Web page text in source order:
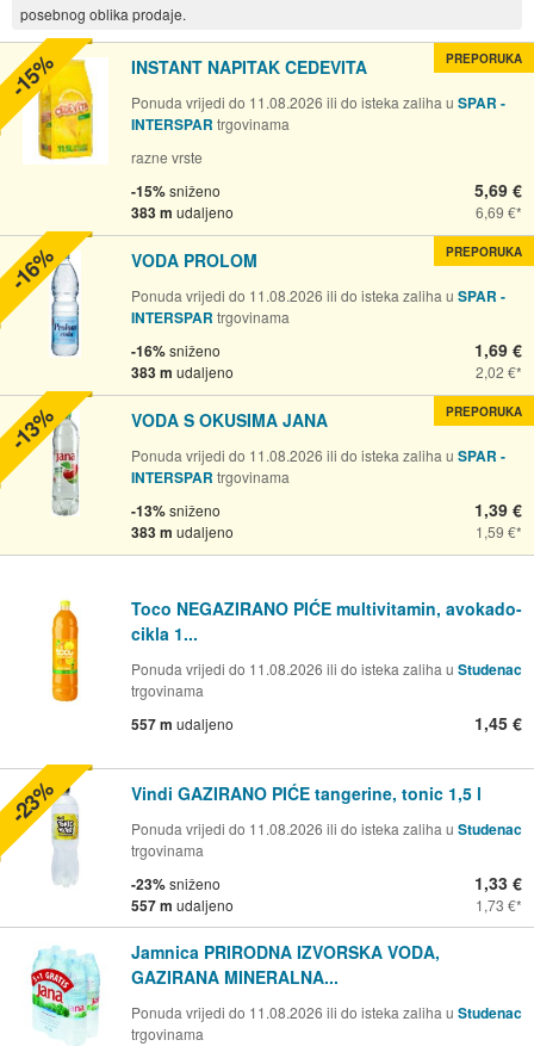
posebnog oblika prodaje.
INSTANT NAPITAK CEDEVITA
Ponuda vrijedi do 11.08.2026 ili do isteka zaliha u SPAR -
INTERSPAR trgovinama
razne vrste
-15%sniženo
383 m udaljeno
5,69 €
6,69 €
PREPORUKA
-15%
VODA PROLOM
Ponuda vrijedi do 11.08.2026 ili do isteka zaliha u SPAR -
INTERSPAR trgovinama
-16%sniženo
383 m udaljeno
1,69 €
2,02 €
PREPORUKA
-16%
VODA S OKUSIMA JANA
Ponuda vrijedi do 11.08.2026 ili do isteka zaliha u SPAR -
INTERSPAR trgovinama
-13%sniženo
383 m udaljeno
1,39 €
1,59 €
PREPORUKA
-13%
Toco NEGAZIRANO PIĆE multivitamin, avokado-
cikla 1...
Ponuda vrijedi do 11.08.2026 ili do isteka zaliha u Studenac
trgovinama
557 m udaljeno 1,45 €
Vindi GAZIRANO PIĆE tangerine, tonic 1,5 l
Ponuda vrijedi do 11.08.2026 ili do isteka zaliha u Studenac
trgovinama
-23%sniženo
557 m udaljeno
1,33 €
1,73 €
-23%
Jamnica PRIRODNA IZVORSKA VODA,
GAZIRANA MINERALNA...
Ponuda vrijedi do 11.08.2026 ili do isteka zaliha u Studenac
trgovinama